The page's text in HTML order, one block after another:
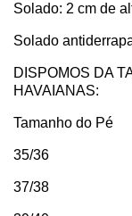
Solado: 2 cm de
Solado
DISPOMOS DA
HAVAIANAS:
Tamanho do
35/36
37/38